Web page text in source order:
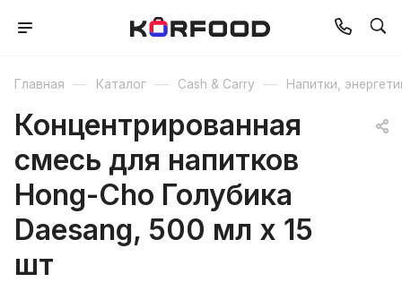
Главная — Каталог — Cash & Carry — Напитки,
Концентрированная
смесь для напитков
Hong-Cho Голубика
Daesang, 500 мл х 15
шт